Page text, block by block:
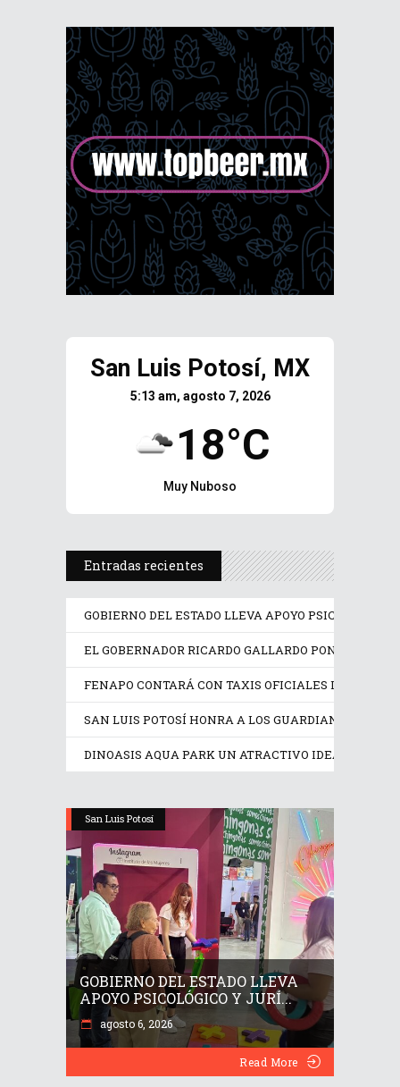
San Luis Potosí, MX
5:13 am, agosto 7, 2026
18°C
Muy Nuboso
Entradas recientes
GOBIERNO DEL ESTADO LLEVA APOYO
EL GOBERNADOR RICARDO GALLARDO PONE EN
FENAPO CONTARÁ CON TAXIS OFICIALES
SAN LUIS POTOSÍ HONRA A LOS GUARDIANES DE SU
DINOASIS AQUA PARK UN ATRACTIVO IDEAL EN
San Luis Potosí
GOBIERNO DEL ESTADO LLEVA
APOYO PSICOLÓGICO Y JURÍ...
agosto 6, 2026
Read More